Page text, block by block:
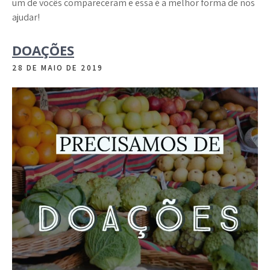
um de vocês compareceram e essa é a melhor forma de nos
ajudar!
DOAÇÕES
28 DE MAIO DE 2019